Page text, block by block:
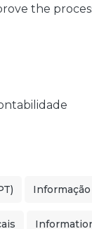
the
Informação